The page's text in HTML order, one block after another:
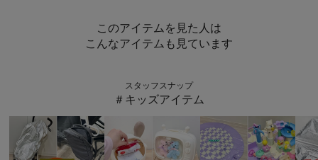
このアイテムを見た人は
こんなアイテムも見ています
スタッフスナップ
＃キッズアイテム